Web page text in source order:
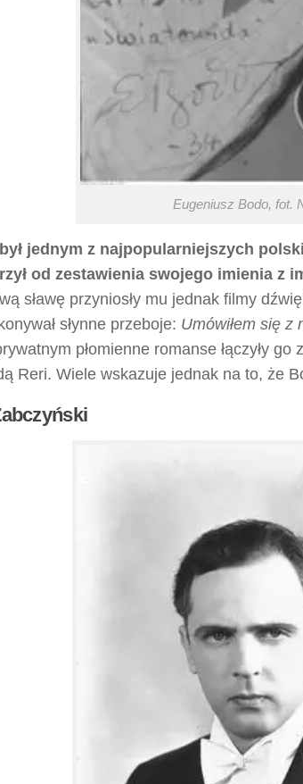
Eugeniusz Bodo, fot.
był jednym z najpopularniejszych
od zestawienia swojego imienia z
sławę przyniosły mu jednak filmy
słynne przeboje: Umówiłem się z
płomienne romanse łączyły
Reri. Wiele wskazuje jednak na to, że